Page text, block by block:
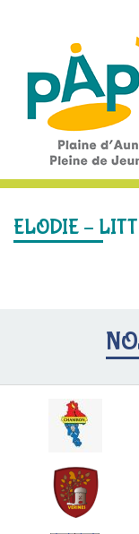
ELODIE –